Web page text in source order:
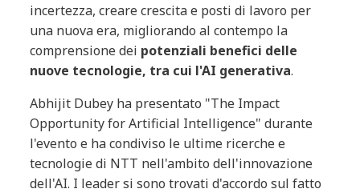
incertezza, creare crescita e posti di lavoro per
una nuova era, migliorando al contempo la
comprensione dei potenziali benefici delle
nuove tecnologie, tra cui l'AI generativa.
Abhijit Dubey ha presentato "The Impact
Opportunity for Artificial Intelligence" durante
l'evento e ha condiviso le ultime ricerche e
tecnologie di NTT nell'ambito dell'innovazione
dell'AI. I leader si sono trovati d'accordo sul fatto